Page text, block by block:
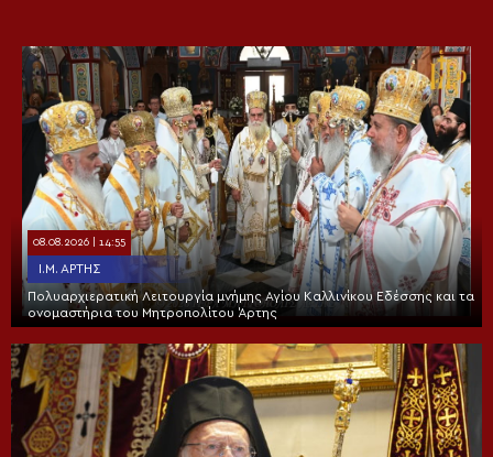
08.08.2026 | 14:55
Ι.Μ. ΆΡΤΗΣ
Πολυαρχιερατική Λειτουργία μνήμης Αγίου Καλλινίκου Εδέσσης και τα
ονομαστήρια του Μητροπολίτου Άρτης